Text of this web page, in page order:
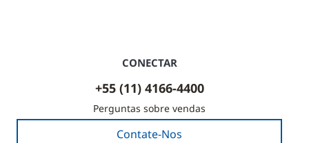
CONECTAR
+55 (11) 4166-4400
Perguntas sobre vendas
Contate-Nos